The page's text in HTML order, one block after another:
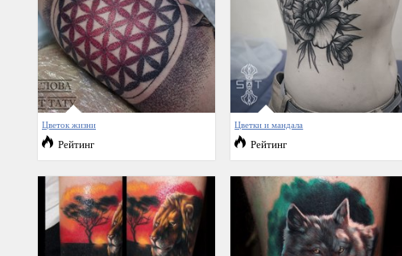
Цветок жизни
Рейтинг
Цветки и мандала
Рейтинг